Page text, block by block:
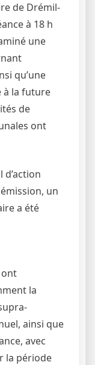
de Drémil-
à 18 h
une
qu’une
à la future
de
ont
un
a été
la
ainsi que
avec
la période